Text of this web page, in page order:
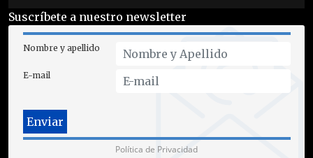
Suscríbete a nuestro newsletter
Nombre y apellido
E-mail
Política de Privacidad